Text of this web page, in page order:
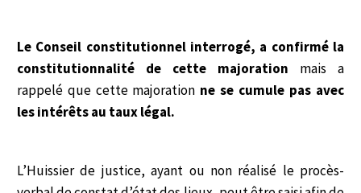
Le Conseil constitutionnel interrogé, a confirmé la
constitutionnalité de cette majoration mais a
rappelé que cette majoration ne se cumule pas avec
les intérêts au taux légal.
L’Huissier de justice, ayant ou non réalisé le procès-